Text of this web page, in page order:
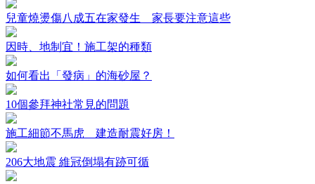
兒童燒燙傷八成五在家發生 家長要注意這些
因時、地制宜！施工架的種類
如何看出「發病」的海砂屋？
10個參拜神社常見的問題
施工細節不馬虎 建造耐震好房！
206大地震 維冠倒塌有跡可循